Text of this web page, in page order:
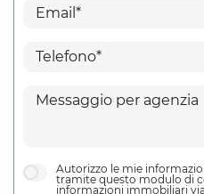
Autorizzo le mie
tramite questo modulo di
informazioni immobiliari